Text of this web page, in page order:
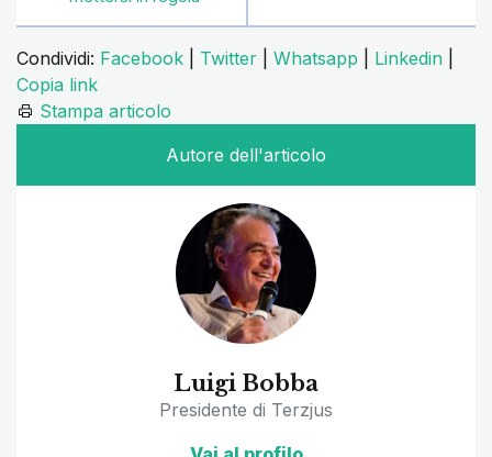
Condividi: Facebook Twitter Whatsapp Linkedin
Copia link
Stampa articolo
Autore dell'articolo
Luigi Bobba
Presidente di Terzjus